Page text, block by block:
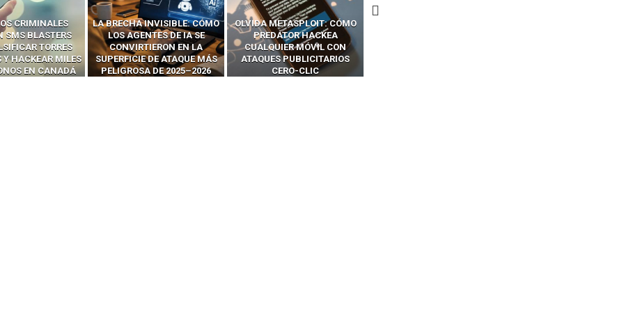
INVISIBLE: CÓMO
DE IA SE
EN LA
DE ATAQUE MÁS
DE 2025–2026
OLVIDA METASPLOIT: CÓMO
PREDATOR HACKEA
CUALQUIER MÓVIL CON
ATAQUES PUBLICITARIOS
CERO-CLIC
CÓMO LOS HACKERS
INTERCEPTAN OTPS Y
LLAMADAS MÓVILES SIN
‘HACKEAR’ — EL INCREÍBLE
PODER DE LOS SIM BOXES”